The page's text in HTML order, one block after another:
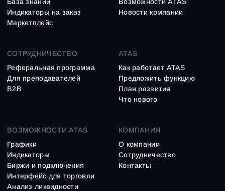
ВОЗМОЖНОСТИ ATAS
Графики
Индикаторы
Биржи и подключения
Интерфейс для торговли
Анализ ликвидности
Индикаторы на заказ
Маркетплейс
Новости компании
СОТРУДНИЧЕСТВО
Реферальная программа
Для преподавателей
B2B
ATAS
Как работает ATAS
Предложить функцию
План развития
Что нового
КОМПАНИЯ
О компании
Сотрудничество
Контакты